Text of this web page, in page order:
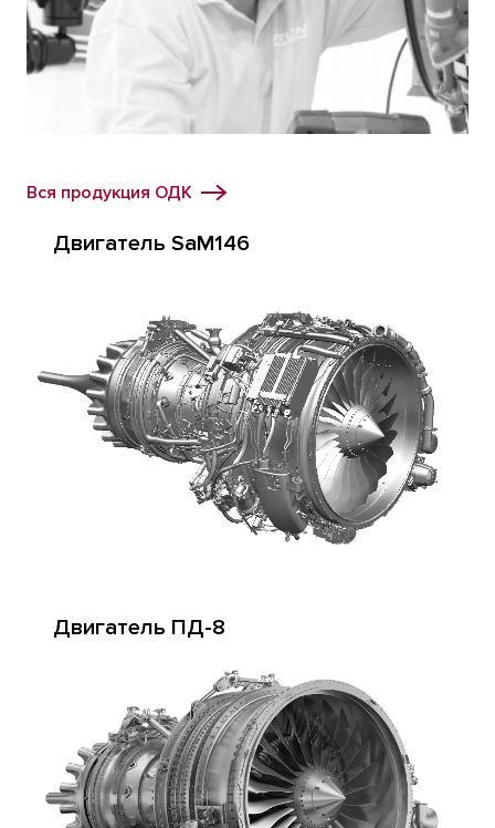
Вся продукция ОДК
Двигатель SaM146
Двигатель ПД-8